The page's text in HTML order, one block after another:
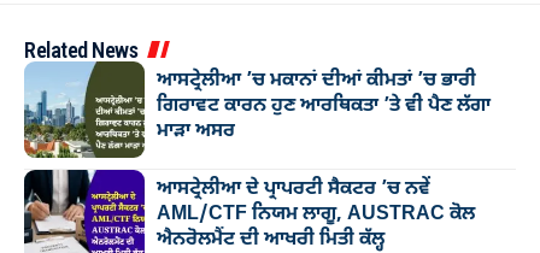
Related News
ਆਸਟ੍ਰੇਲੀਆ ’ਚ ਮਕਾਨਾਂ ਦੀਆਂ ਕੀਮਤਾਂ ’ਚ ਭਾਰੀ
ਗਿਰਾਵਟ ਕਾਰਨ ਹੁਣ ਆਰਥਿਕਤਾ ’ਤੇ ਵੀ ਪੈਣ ਲੱਗਾ
ਮਾੜਾ ਅਸਰ
ਆਸਟ੍ਰੇਲੀਆ ਦੇ ਪ੍ਰਾਪਰਟੀ ਸੈਕਟਰ ’ਚ ਨਵੇਂ
AML/CTF ਨਿਯਮ ਲਾਗੂ, AUSTRAC ਕੋਲ
ਐਨਰੋਲਮੈਂਟ ਦੀ ਆਖਰੀ ਮਿਤੀ ਕੱਲ੍ਹ